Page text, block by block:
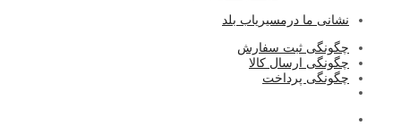
نشانی ما درمسیریاب بلد
چگونگی ثبت سفارش
چگونگی ارسال کالا
چگونگی پرداخت